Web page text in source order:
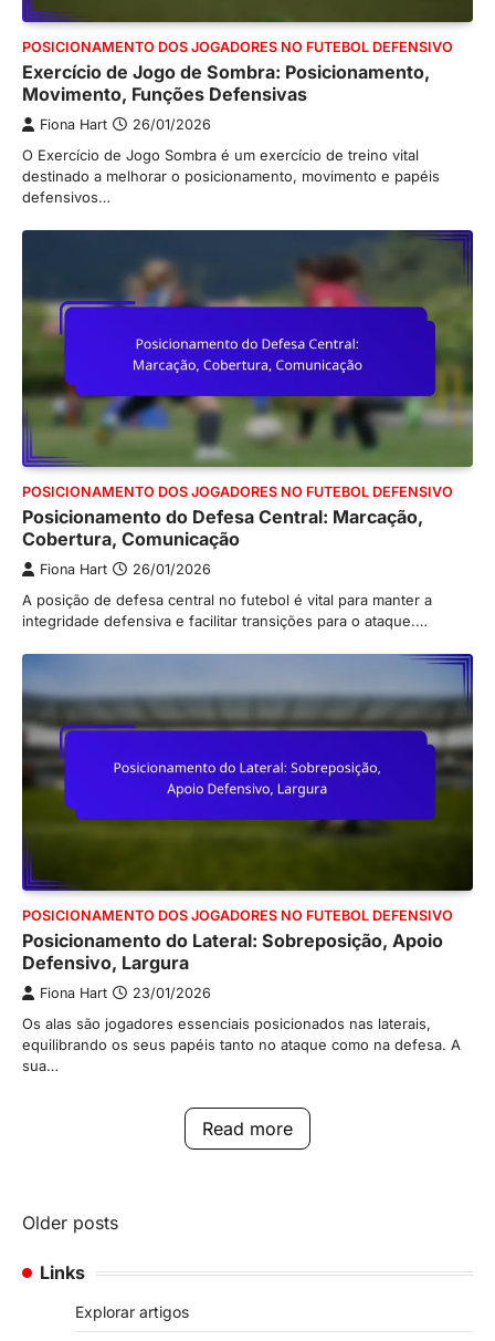
POSICIONAMENTO DOS JOGADORES NO FUTEBOL DEFENSIVO
Exercício de Jogo de Sombra: Posicionamento,
Movimento, Funções Defensivas
Fiona Hart 26/01/2026
O Exercício de Jogo Sombra é um exercício de treino vital
destinado a melhorar o posicionamento, movimento e papéis
defensivos…
POSICIONAMENTO DOS JOGADORES NO FUTEBOL DEFENSIVO
Posicionamento do Defesa Central: Marcação,
Cobertura, Comunicação
Fiona Hart 26/01/2026
A posição de defesa central no futebol é vital para manter a
integridade defensiva e facilitar transições para o ataque.…
POSICIONAMENTO DOS JOGADORES NO FUTEBOL DEFENSIVO
Posicionamento do Lateral: Sobreposição, Apoio
Defensivo, Largura
Fiona Hart 23/01/2026
Os alas são jogadores essenciais posicionados nas laterais,
equilibrando os seus papéis tanto no ataque como na defesa. A
sua…
Read more
Posts
navigation
Older posts
Links
Explorar artigos